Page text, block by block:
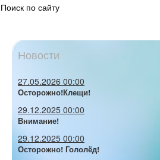
Поиск по сайту
Новости
27.05.2026 00:00
Осторожно!Клещи!
29.12.2025 00:00
Внимание!
29.12.2025 00:00
Осторожно! Гололёд!